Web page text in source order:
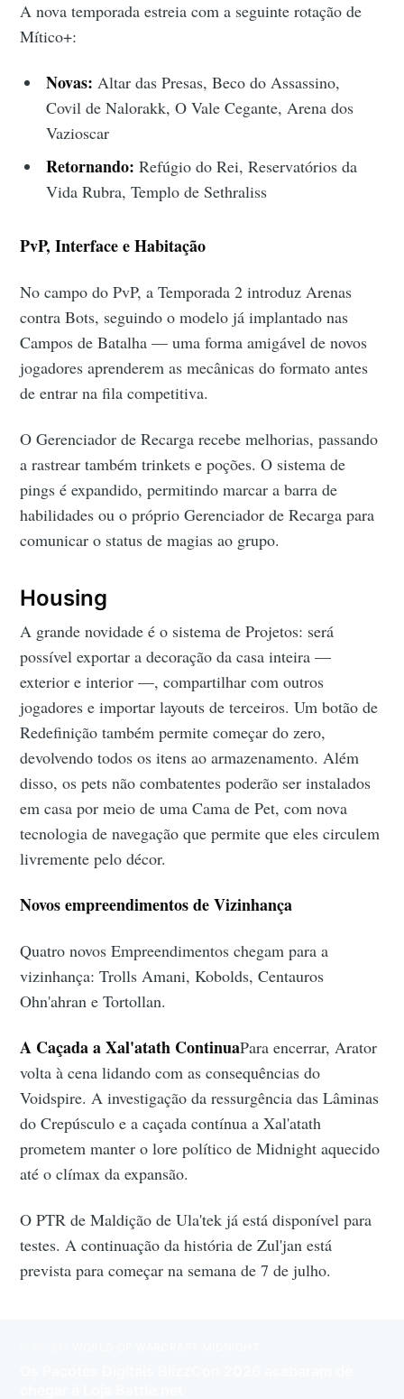
A nova temporada estreia com a seguinte rotação de
Mítico+:
Novas: Altar das Presas, Beco do Assassino,
Covil de Nalorakk, O Vale Cegante, Arena dos
Vazioscar
Retornando: Refúgio do Rei, Reservatórios da
Vida Rubra, Templo de Sethraliss
PvP, Interface e Habitação
No campo do PvP, a Temporada 2 introduz Arenas
contra Bots, seguindo o modelo já implantado nas
Campos de Batalha — uma forma amigável de novos
jogadores aprenderem as mecânicas do formato antes
de entrar na fila competitiva.
O Gerenciador de Recarga recebe melhorias, passando
a rastrear também trinkets e poções. O sistema de
pings é expandido, permitindo marcar a barra de
habilidades ou o próprio Gerenciador de Recarga para
comunicar o status de magias ao grupo.
Housing
A grande novidade é o sistema de Projetos: será
possível exportar a decoração da casa inteira —
exterior e interior —, compartilhar com outros
jogadores e importar layouts de terceiros. Um botão de
Redefinição também permite começar do zero,
devolvendo todos os itens ao armazenamento. Além
disso, os pets não combatentes poderão ser instalados
em casa por meio de uma Cama de Pet, com nova
tecnologia de navegação que permite que eles circulem
livremente pelo décor.
Novos empreendimentos de Vizinhança
Quatro novos Empreendimentos chegam para a
vizinhança: Trolls Amani, Kobolds, Centauros
Ohn'ahran e Tortollan.
A Caçada a Xal'atath ContinuaPara encerrar, Arator
volta à cena lidando com as consequências do
Voidspire. A investigação da ressurgência das Lâminas
do Crepúsculo e a caçada contínua a Xal'atath
prometem manter o lore político de Midnight aquecido
até o clímax da expansão.
O PTR de Maldição de Ula'tek já está disponível para
testes. A continuação da história de Zul'jan está
prevista para começar na semana de 7 de julho.